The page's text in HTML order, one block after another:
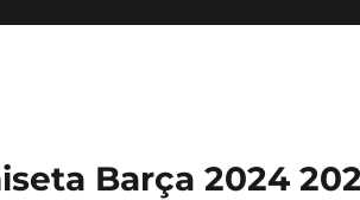
Barça 2024